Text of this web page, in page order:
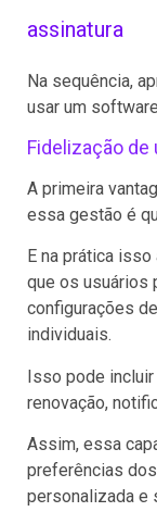
assinatura
Na sequência,
usar um
Fidelização de
A primeira
essa gestão é
E na prática
que os usuários
configurações
individuais.
Isso pode
renovação,
Assim, essa
preferências
personalizada e